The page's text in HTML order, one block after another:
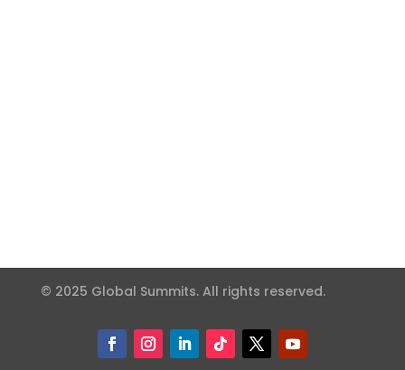
© 2025 Global Summits. All rights reserved.